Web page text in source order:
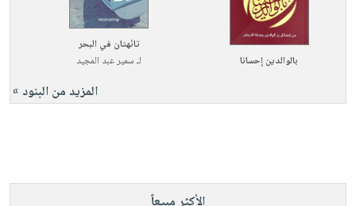
بالوالدين إحسانا
تائهتان في البحر
لـسمير عبد المجيد
المزيد من البنود »